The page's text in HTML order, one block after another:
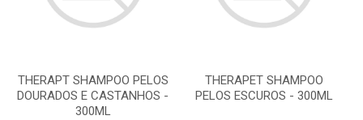
THERAPT SHAMPOO PELOS
DOURADOS E CASTANHOS -
300ML
THERAPET SHAMPOO
PELOS ESCUROS - 300ML